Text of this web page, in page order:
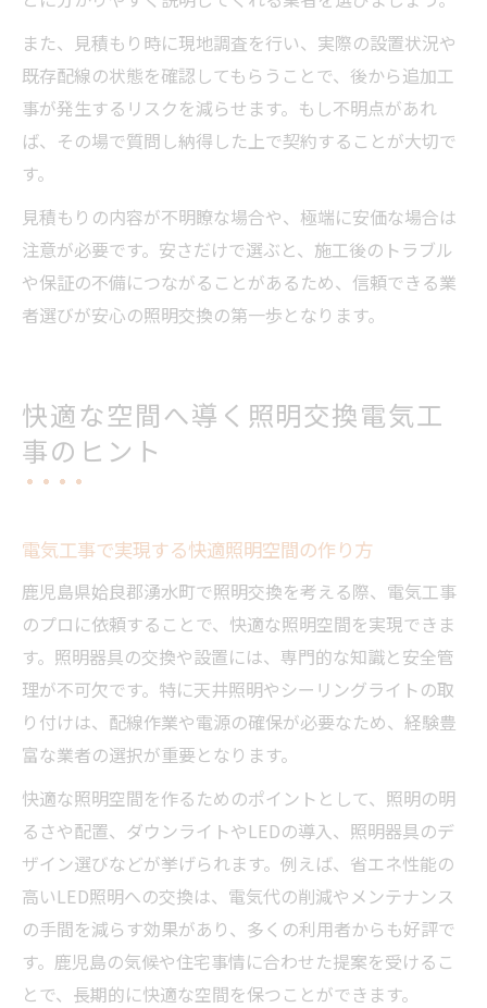
また、見積もり時に現地調査を行い、実際の設置状況や
既存配線の状態を確認してもらうことで、後から追加工
事が発生するリスクを減らせます。もし不明点があれ
ば、その場で質問し納得した上で契約することが大切で
す。
見積もりの内容が不明瞭な場合や、極端に安価な場合は
注意が必要です。安さだけで選ぶと、施工後のトラブル
や保証の不備につながることがあるため、信頼できる業
者選びが安心の照明交換の第一歩となります。
快適な空間へ導く照明交換電気工
事のヒント
電気工事で実現する快適照明空間の作り方
鹿児島県姶良郡湧水町で照明交換を考える際、電気工事
のプロに依頼することで、快適な照明空間を実現できま
す。照明器具の交換や設置には、専門的な知識と安全管
理が不可欠です。特に天井照明やシーリングライトの取
り付けは、配線作業や電源の確保が必要なため、経験豊
富な業者の選択が重要となります。
快適な照明空間を作るためのポイントとして、照明の明
るさや配置、ダウンライトやLEDの導入、照明器具のデ
ザイン選びなどが挙げられます。例えば、省エネ性能の
高いLED照明への交換は、電気代の削減やメンテナンス
の手間を減らす効果があり、多くの利用者からも好評で
す。鹿児島の気候や住宅事情に合わせた提案を受けるこ
とで、長期的に快適な空間を保つことができます。